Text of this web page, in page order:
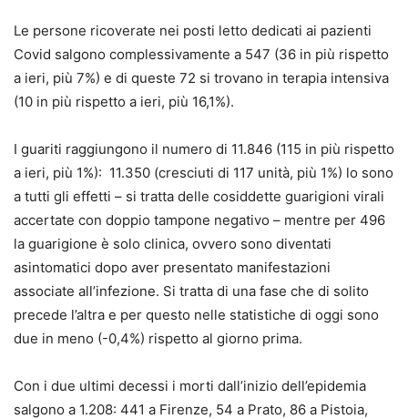
Le persone ricoverate nei posti letto dedicati ai pazienti
Covid salgono complessivamente a 547 (36 in più rispetto
a ieri, più 7%) e di queste 72 si trovano in terapia intensiva
(10 in più rispetto a ieri, più 16,1%).
I guariti raggiungono il numero di 11.846 (115 in più rispetto
a ieri, più 1%): 11.350 (cresciuti di 117 unità, più 1%) lo sono
a tutti gli effetti – si tratta delle cosiddette guarigioni virali
accertate con doppio tampone negativo – mentre per 496
la guarigione è solo clinica, ovvero sono diventati
asintomatici dopo aver presentato manifestazioni
associate all’infezione. Si tratta di una fase che di solito
precede l’altra e per questo nelle statistiche di oggi sono
due in meno (-0,4%) rispetto al giorno prima.
Con i due ultimi decessi i morti dall’inizio dell’epidemia
salgono a 1.208: 441 a Firenze, 54 a Prato, 86 a Pistoia,